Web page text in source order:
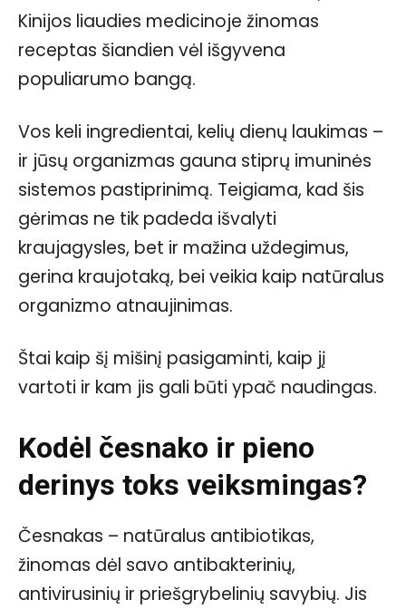
Kinijos liaudies medicinoje žinomas
receptas šiandien vėl išgyvena
populiarumo bangą.
Vos keli ingredientai, kelių dienų laukimas –
ir jūsų organizmas gauna stiprų imuninės
sistemos pastiprinimą. Teigiama, kad šis
gėrimas ne tik padeda išvalyti
kraujagysles, bet ir mažina uždegimus,
gerina kraujotaką, bei veikia kaip natūralus
organizmo atnaujinimas.
Štai kaip šį mišinį pasigaminti, kaip jį
vartoti ir kam jis gali būti ypač naudingas.
Kodėl česnako ir pieno
derinys toks veiksmingas?
Česnakas – natūralus antibiotikas,
žinomas dėl savo antibakterinių,
antivirusinių ir priešgrybelinių savybių. Jis